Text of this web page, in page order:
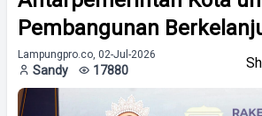
Pembangunan
Lampungpro.co, 02-Jul-2026
Sandy 17880